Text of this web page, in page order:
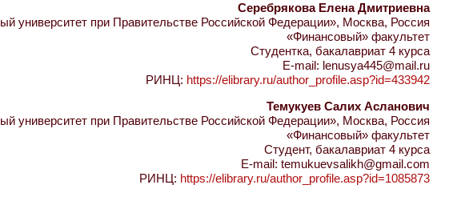
Серебрякова Елена Дмитриевна
университет при Правительстве Российской Федерации», Москва, Россия
«Финансовый» факультет
Студентка, бакалавриат 4 курса
E-mail: lenusya445@mail.ru
РИНЦ: https://elibrary.ru/author_profile.asp?id=433942
Темукуев Салих Асланович
университет при Правительстве Российской Федерации», Москва, Россия
«Финансовый» факультет
Студент, бакалавриат 4 курса
E-mail: temukuevsalikh@gmail.com
РИНЦ: https://elibrary.ru/author_profile.asp?id=1085873